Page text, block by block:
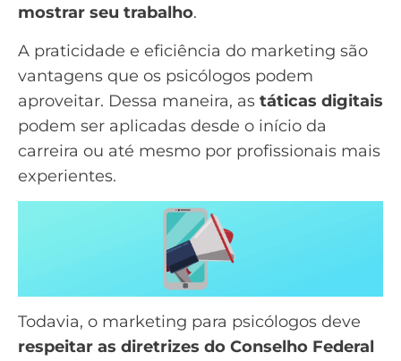
mostrar seu trabalho.
A praticidade e eficiência do marketing são
vantagens que os psicólogos podem
aproveitar. Dessa maneira, as táticas digitais
podem ser aplicadas desde o início da
carreira ou até mesmo por profissionais mais
experientes.
Todavia, o marketing para psicólogos deve
respeitar as diretrizes do Conselho Federal